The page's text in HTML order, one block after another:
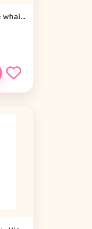
Bamse 30 cm - Willie the whale Grey